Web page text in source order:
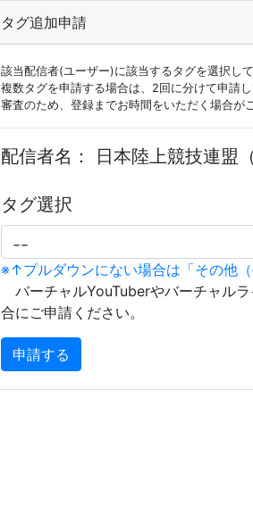
タグ追加申請
該当配信者(ユーザー)に該当するタグを選択し
複数タグを申請する場合は、2回に分けて申請
審査のため、登録までお時間をいただく場合が
配信者名： 日本陸上競技連盟
タグ選択
※↑プルダウンにない場合は「その他
バーチャルYouTuberやバーチャル
合にご申請ください。
申請する